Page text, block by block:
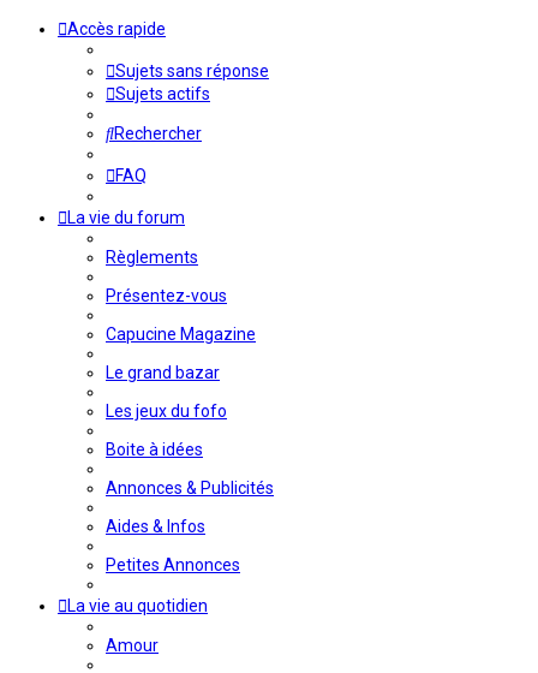
Accès rapide
Sujets sans réponse
Sujets actifs
Rechercher
FAQ
La vie du forum
Règlements
Présentez-vous
Capucine Magazine
Le grand bazar
Les jeux du fofo
Boite à idées
Annonces & Publicités
Aides & Infos
Petites Annonces
La vie au quotidien
Amour